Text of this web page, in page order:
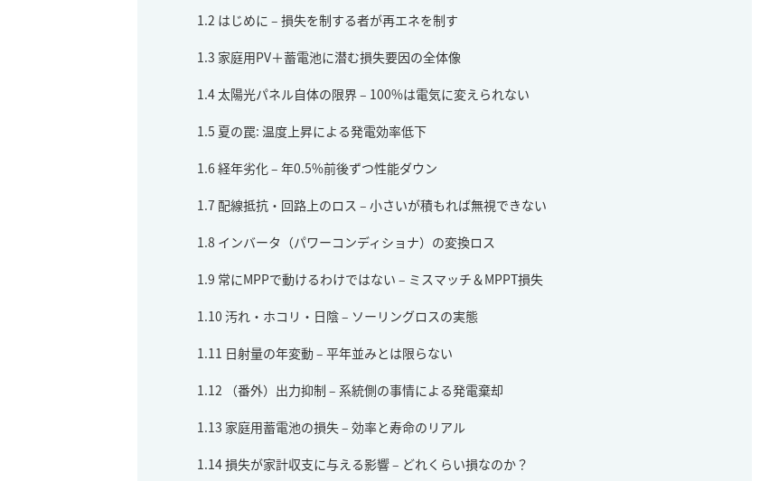
1.2 はじめに – 損失を制する者が再エネを制す
1.3 家庭用PV＋蓄電池に潜む損失要因の全体像
1.4太陽光パネル自体の限界 – 100%は電気に変えられない
1.5 夏の罠: 温度上昇による発電効率低下
1.6経年劣化 – 年0.5%前後ずつ性能ダウン
1.7 配線抵抗・回路上のロス – 小さいが積もれば無視できない
1.8 インバータ（パワーコンディショナ）の変換ロス
1.9 常にMPPで動けるわけではない – ミスマッチ＆MPPT損失
1.10 汚れ・ホコリ・日陰 – ソーリングロスの実態
1.11 日射量の年変動 – 平年並みとは限らない
1.12 （番外）出力抑制 – 系統側の事情による発電棄却
1.13 家庭用蓄電池の損失 – 効率と寿命のリアル
1.14損失が家計収支に与える影響 – どれくらい損なのか？